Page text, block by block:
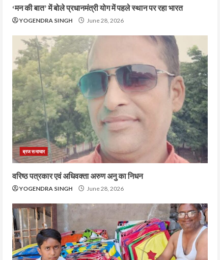
‘मन की बात’ में बोले प्रधानमंत्री योग में पहले स्थान पर रहा भारत
YOGENDRA SINGH June 28, 2026
ब्रज समाचार
वरिष्ठ पत्रकार एवं अधिवक्ता अरुण अनु का निधन
YOGENDRA SINGH June 28, 2026